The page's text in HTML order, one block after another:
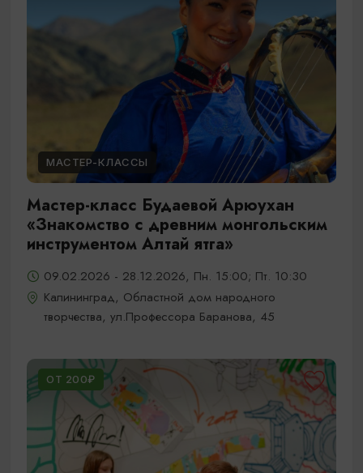
МАСТЕР-КЛАССЫ
Мастер-класс Будаевой Арюухан
«Знакомство с древним монгольским
инструментом Алтай ятга»
09.02.2026 - 28.12.2026, Пн. 15:00; Пт. 10:30
Калининград, Областной дом народного
творчества, ул.Профессора Баранова, 45
ОТ 200₽